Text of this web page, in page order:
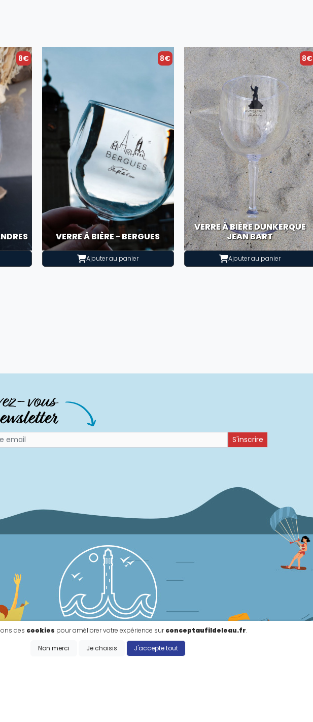
8€
VERRE À BIÈRE - BERGUES
8€
Ajouter au panier
VERRE À BIÈRE DUNKERQUE
JEAN BART
8€
Ajouter au panier
S'inscrire
des cookies pour améliorer votre expérience surconceptaufildeleau.fr.
Non merci Je choisis J'accepte tout